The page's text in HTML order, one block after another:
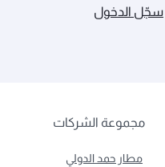
سجّل الدخول
مجموعة الشركات
مطار حمد الدولي